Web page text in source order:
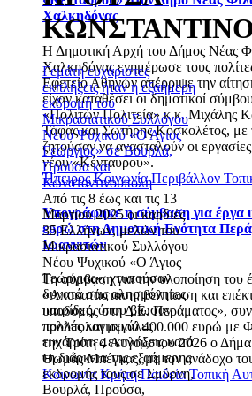
Χαλκηδόνας
Η Δημοτική Αρχή του Δήμος Νέας
Χαλκηδόνας ενημέρωσε τους
Εφετείο Αθηνών απέρριψε την
είχαν καταθέσει οι δημοτικοί
«Πολιτών Πολιτεία» κ.κ. Μιχάλης
Τάφας και Σωτήρης Κοσκολέτος, με
ζητούσαν να ανασταλούν οι
νέου «Κένταυρου».
ΉπειροςΚοινωνίαΠεριβάλλον
Υπογράφηκε η σύμβαση για έργα
ευρώ στη Δημοτική Ενότητα
Ιωαννιτών
Τη σύμβαση για την υλοποίηση του
«Αποκατάσταση, βελτίωση και
υποδομής στη Δ.Ε. Περάματος»,
προϋπολογισμού 400.000 ευρώ με
την Τρίτη 4 Αυγούστου 2026 ο
Θωμάς Μπέγκας, με τον ανάδοχο
ΚοινωνίαΚρήτηΠαιδείαΤοπική
Γεμάτη ευχάριστες
εκπλήξεις ήταν η εξαήμερη
εκδρομή του
Μικρασιατικού Συλλόγου
Νέου Ψυχικού «Ο Άγιος
Γεώργιος» σε Βουρλά,
Προύσα και
Κωνσταντινούπολη
Από τις 8 έως και τις 13
Μαρτίου 2025 οι καρδιές
35 Ελλήνων, μελών του
Μικρασιατικού Συλλόγου
Νέου Ψυχικού «Ο Άγιος
Γεώργιος», χτυπούσαν
δυνατά στις αλησμόνητες
πατρίδες, όπου βίωσαν
πολλές και μεγάλες
ευχάριστες εκπλήξεις κατά
τη διάρκεια της εξαήμερης
εκδρομής τους σε Σμύρνη,
Βουρλά, Προύσα,